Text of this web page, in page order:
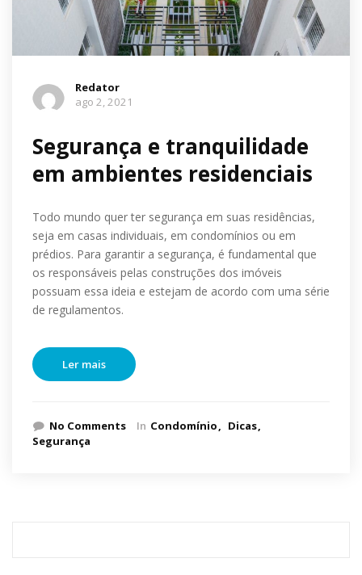
Redator
ago 2, 2021
Segurança e tranquilidade
em ambientes residenciais
Todo mundo quer ter segurança em suas residências,
seja em casas individuais, em condomínios ou em
prédios. Para garantir a segurança, é fundamental que
os responsáveis pelas construções dos imóveis
possuam essa ideia e estejam de acordo com uma série
de regulamentos.
Ler mais
No Comments In Condomínio
Dicas
Segurança